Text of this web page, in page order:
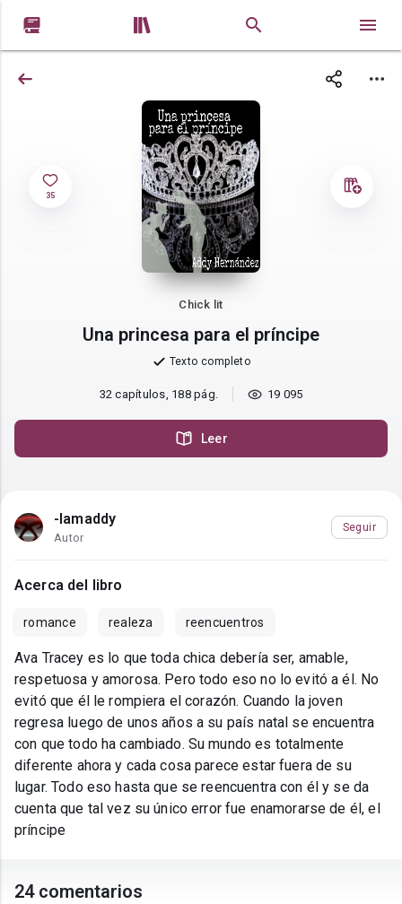
 
35
Chick lit
Una princesa para el príncipe
Texto completo
32 capítulos, 188 pág. 19 095
Leer
-Iamaddy
Autor
Seguir
Acerca del libro
romance realeza reencuentros
Ava Tracey es lo que toda chica debería ser, amable,
respetuosa y amorosa. Pero todo eso no lo evitó a él. No
evitó que él le rompiera el corazón. Cuando la joven
regresa luego de unos años a su país natal se encuentra
con que todo ha cambiado. Su mundo es totalmente
diferente ahora y cada cosa parece estar fuera de su
lugar. Todo eso hasta que se reencuentra con él y se da
cuenta que tal vez su único error fue enamorarse de él, el
príncipe
24 comentarios